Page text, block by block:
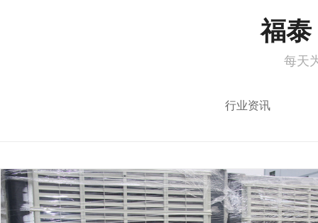
福泰
每天
行业资讯